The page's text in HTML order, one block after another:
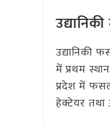
उद्यानिकी
में प्रथम
प्रदेश में
हेक्टेयर तथा